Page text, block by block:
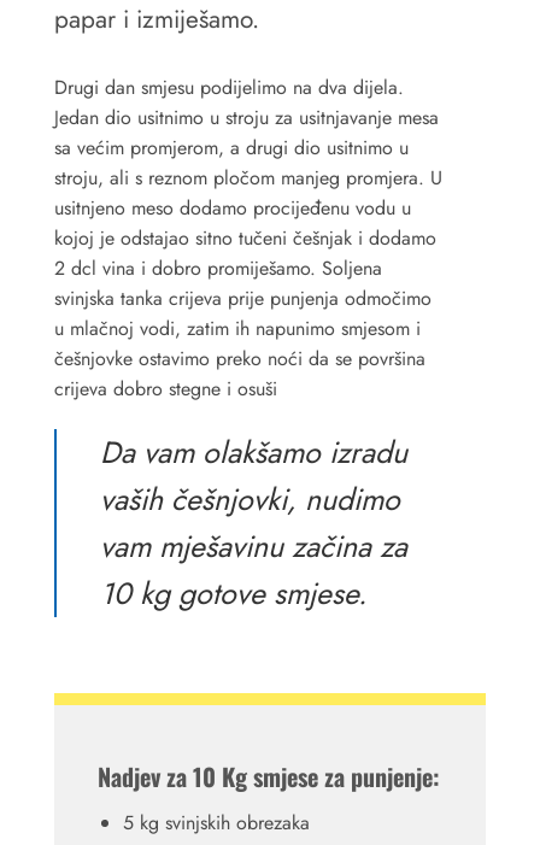
papar i izmiješamo.
Drugi dan smjesu podijelimo na dva dijela.
Jedan dio usitnimo u stroju za usitnjavanje mesa
sa većim promjerom, a drugi dio usitnimo u
stroju, ali s reznom pločom manjeg promjera. U
usitnjeno meso dodamo procijeđenu vodu u
kojoj je odstajao sitno tučeni češnjak i dodamo
2 dcl vina i dobro promiješamo. Soljena
svinjska tanka crijeva prije punjenja odmočimo
u mlačnoj vodi, zatim ih napunimo smjesom i
češnjovke ostavimo preko noći da se površina
crijeva dobro stegne i osuši
Da vam olakšamo izradu
vaših češnjovki, nudimo
vam mješavinu začina za
10 kg gotove smjese.
Nadjev za 10 Kg smjese za punjenje:
5 kg svinjskih obrezaka